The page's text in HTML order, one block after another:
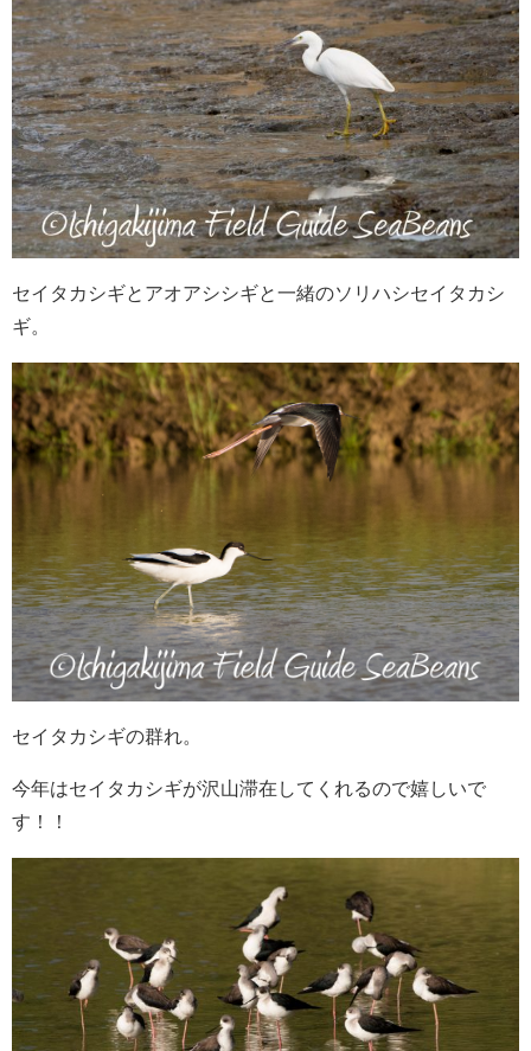
セイタカシギとアオアシシギと一緒のソリハシセイタカシ
ギ。
セイタカシギの群れ。
今年はセイタカシギが沢山滞在してくれるので嬉しいで
す！！